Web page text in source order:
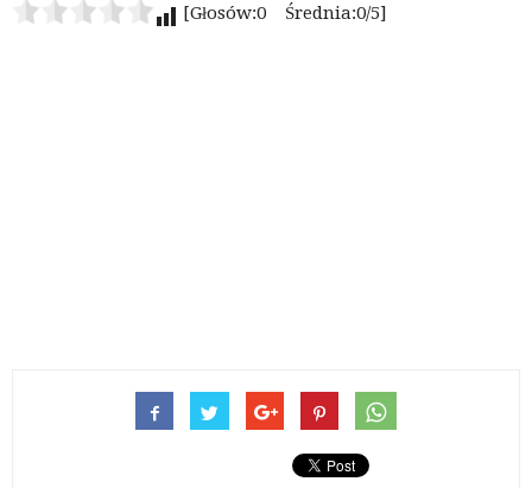
[Głosów:0 Średnia:0/5]